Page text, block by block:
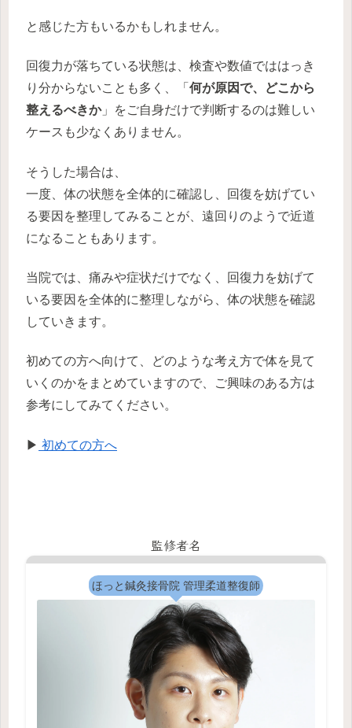
と感じた方もいるかもしれません。
回復力が落ちている状態は、検査や数値でははっき
り分からないことも多く、「 何が原因で、どこから
整えるべきか」をご自身だけで判断するのは難しい
ケースも少なくありません。
そうした場合は、
一度、体の状態を全体的に確認し、回復を妨げてい
る要因を整理してみることが、遠回りのようで近道
になることもあります。
当院では、痛みや症状だけでなく、回復力を妨げて
いる要因を全体的に整理しながら、体の状態を確認
していきます。
初めての方へ向けて、どのような考え方で体を見て
いくのかをまとめていますので、ご興味のある方は
参考にしてみてください。
▶ 初めての方へ
監修者名
ほっと鍼灸接骨院 管理柔道整復師